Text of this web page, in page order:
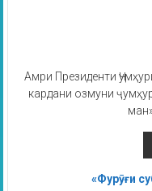
Амри Президенти
кардани озмуни
«Фурӯғи